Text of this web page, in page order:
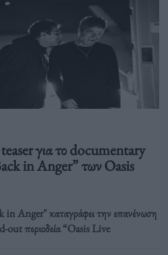
για το documentary
in Anger” των Oasis
Anger" καταγράφει την επανένωση
out περιοδεία “Oasis Live